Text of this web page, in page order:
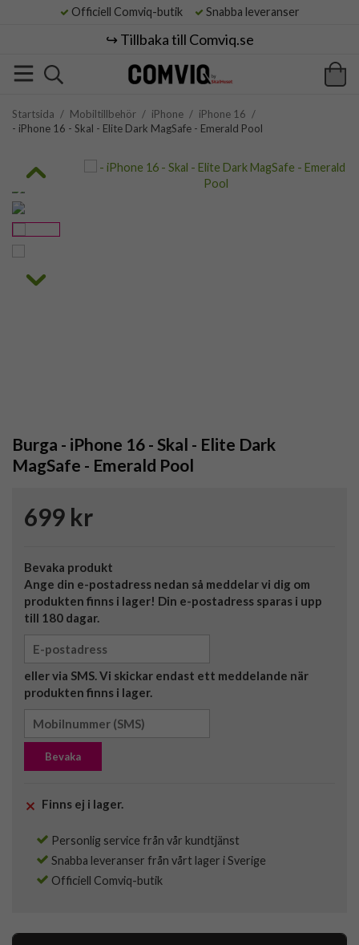
Officiell Comviq-butik Snabba leveranser
↪️ Tillbaka till Comviq.se
Startsida / Mobiltillbehör / iPhone / iPhone 16 /
- iPhone 16 - Skal - Elite Dark MagSafe - Emerald Pool
Burga - iPhone 16 - Skal - Elite Dark
MagSafe - Emerald Pool
699 kr
Bevaka produkt
Ange din e-postadress nedan så meddelar vi dig om
produkten finns i lager! Din e-postadress sparas i upp
till 180 dagar.
eller via SMS. Vi skickar endast ett meddelande när
produkten finns i lager.
Bevaka
Finns ej i lager.
Personlig service från vår kundtjänst
Snabba leveranser från vårt lager i Sverige
Officiell Comviq-butik